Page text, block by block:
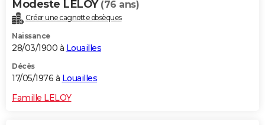
Modeste LELOY (76 ans)
Créer une cagnotte obsèques
Naissance
28/03/1900 à Louailles
Décès
17/05/1976 à Louailles
Famille LELOY